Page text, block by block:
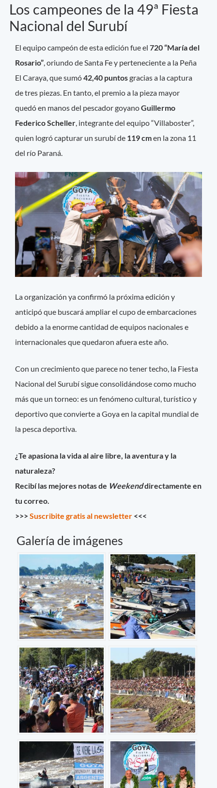
Los campeones de la 49ª Fiesta
Nacional del Surubí
El equipo campeón de esta edición fue el720 “María del
Rosario”, oriundo de Santa Fe y perteneciente a la Peña
El Caraya, que sumó42,40 puntosgracias a la captura
de tres piezas. En tanto, el premio a la pieza mayor
quedó en manos del pescador goyanoGuillermo
Federico Scheller, integrante del equipo “Villaboster”,
quien logró capturar un surubí de 119 cmen la zona 11
del río Paraná.
La organización ya confirmó la próxima edición y
anticipó que buscará ampliar el cupo de embarcaciones
debido a la enorme cantidad de equipos nacionales e
internacionales que quedaron afuera este año.
Con un crecimiento que parece no tener techo, la Fiesta
Nacional del Surubí sigue consolidándose como mucho
más que un torneo: es un fenómeno cultural, turístico y
deportivo que convierte a Goya en la capital mundial de
la pesca deportiva.
¿Te apasiona la vida al aire libre, la aventura y la
naturaleza?
Recibí las mejores notas de Weekenddirectamente en
tu correo.
>>>Suscribite gratis al newsletter <<<
Galería de imágenes